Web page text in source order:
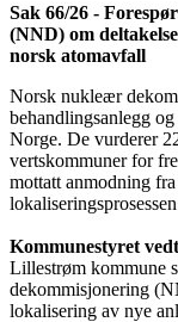
Sak 66/26 -
(NND) om
norsk atomavfall
Norsk nukleær
behandlingsanlegg
Norge. De vurderer
vertskommuner for
mottatt anmodning
Kommunestyret
Lillestrøm kommune
dekommisjonering
lokalisering av nye